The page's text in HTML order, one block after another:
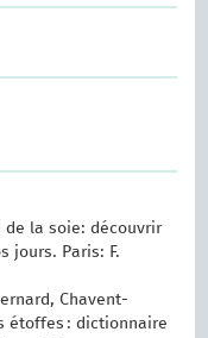
de la soie: découvrir
jours. Paris: F.
Chavent-
étoffes : dictionnaire